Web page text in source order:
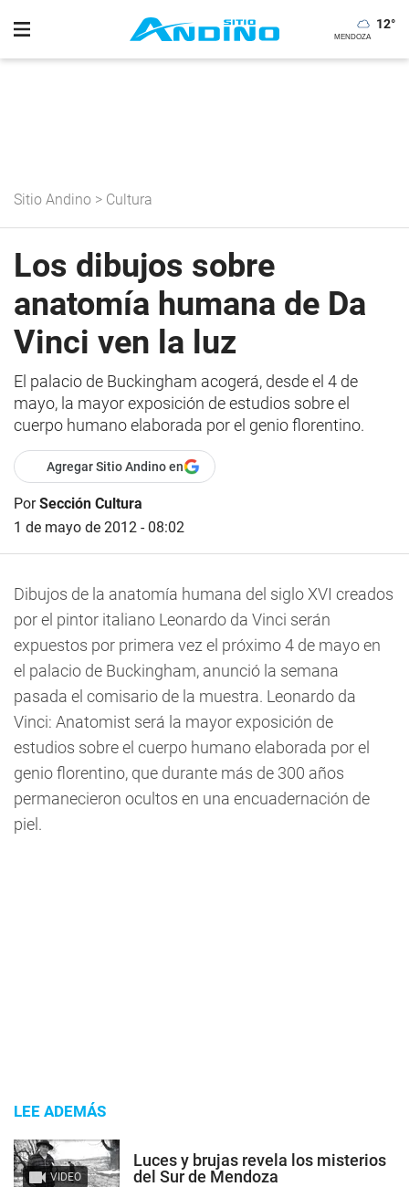
12°
Sitio Andino > Cultura
Los dibujos sobre
anatomía humana de Da
Vinci ven la luz
El palacio de Buckingham acogerá, desde el 4 de
mayo, la mayor exposición de estudios sobre el
cuerpo humano elaborada por el genio florentino.
Agregar Sitio Andino en
PorSección Cultura
1 de mayo de 2012 - 08:02
Dibujos de la anatomía humana del siglo XVI creados
por el pintor italiano Leonardo da Vinci serán
expuestos por primera vez el próximo 4 de mayo en
el palacio de Buckingham, anunció la semana
pasada el comisario de la muestra. Leonardo da
Vinci: Anatomist será la mayor exposición de
estudios sobre el cuerpo humano elaborada por el
genio florentino, que durante más de 300 años
permanecieron ocultos en una encuadernación de
piel.
LEE ADEMÁS
VIDEO
Luces y brujas revela los misterios
del Sur de Mendoza